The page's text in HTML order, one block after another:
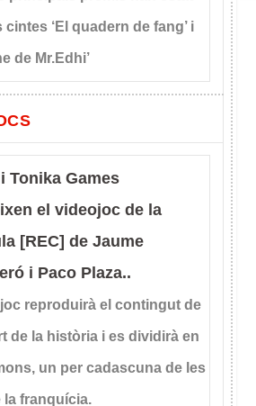
cintes ‘El quadern de fang’ i
de Mr.Edhi’
Tonika Games
el videojoc de la
[REC] de Jaume
i Paco Plaza..
reproduirà el contingut de
de la història i es dividirà en
un per cadascuna de les
la franquícia.